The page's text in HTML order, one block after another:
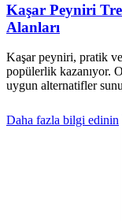
Kaşar Peyniri
Alanları
Kaşar peyniri, pratik
popülerlik kazanıyor.
uygun alternatifler
Daha fazla bilgi edinin